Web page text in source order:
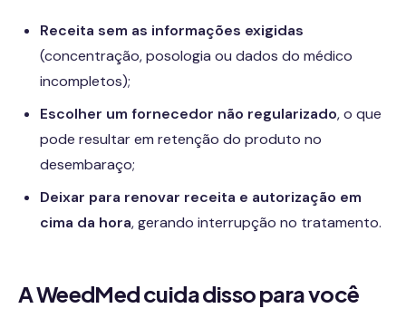
Receita sem as informações exigidas
(concentração, posologia ou dados do médico
incompletos);
Escolher um fornecedor não regularizado, o que
pode resultar em retenção do produto no
desembaraço;
Deixar para renovar receita e autorização em
cima da hora, gerando interrupção no tratamento.
A WeedMed cuida disso para você